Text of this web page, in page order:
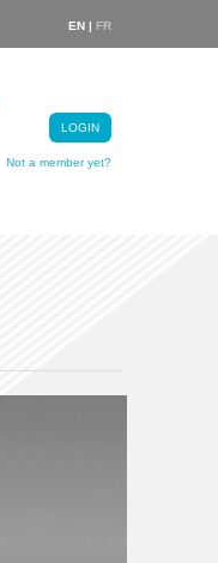
EN | FR
LOGIN
Not a member yet?